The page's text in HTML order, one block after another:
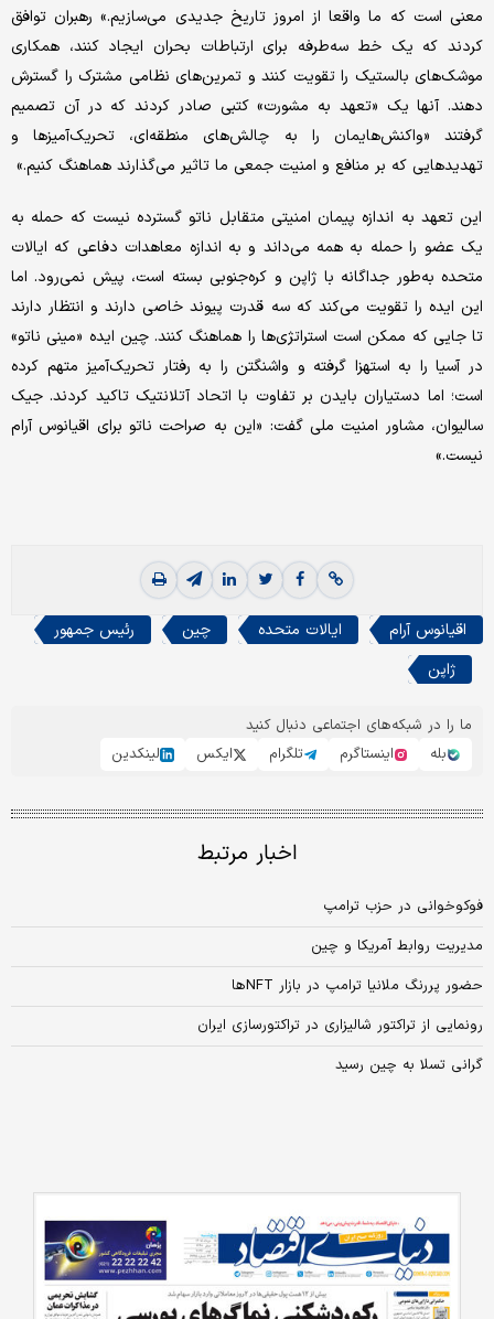
معنی است که ما واقعا از امروز تاریخ جدیدی می‌سازیم.» رهبران توافق
کردند که یک خط سه‌طرفه برای ارتباطات بحران ایجاد کنند، همکاری
موشک‌های بالستیک را تقویت کنند و تمرین‌های نظامی مشترک را گسترش
دهند. آنها یک «تعهد به مشورت» کتبی صادر کردند که در آن تصمیم
گرفتند «واکنش‌هایمان را به چالش‌های منطقه‌ای، تحریک‌آمیزها و
تهدیدهایی که بر منافع و امنیت جمعی ما تاثیر می‌گذارند هماهنگ کنیم.»
این تعهد به اندازه پیمان امنیتی متقابل ناتو گسترده نیست که حمله به
یک عضو را حمله به همه می‌داند و به اندازه معاهدات دفاعی که ایالات
متحده به‌طور جداگانه با ژاپن و کره‌جنوبی بسته است، پیش نمی‌رود. اما
این ایده را تقویت می‌کند که سه قدرت پیوند خاصی دارند و انتظار دارند
تا جایی که ممکن است استراتژی‌ها را هماهنگ کنند. چین ایده «مینی ناتو»
در آسیا را به استهزا گرفته و واشنگتن را به رفتار تحریک‌آمیز متهم کرده
است؛ اما دستیاران بایدن بر تفاوت با اتحاد آتلانتیک تاکید کردند. جیک
سالیوان، مشاور امنیت ملی گفت: «این به صراحت ناتو برای اقیانوس آرام
نیست.»
اقیانوس آرام ایالات متحده چین
رئیس جمهور
ژاپن
ما را در شبکه‌های اجتماعی دنبال کنید
بله
اینستاگرم تلگرام ایکس لینکدین
اخبار مرتبط
فوکوخوانی در حزب ترامپ
مدیریت روابط آمریکا و چین
حضور پررنگ ملانیا ترامپ در بازار NFTها
رونمایی از تراکتور شالیزاری در تراکتورسازی ایران
گرانی تسلا به چین رسید